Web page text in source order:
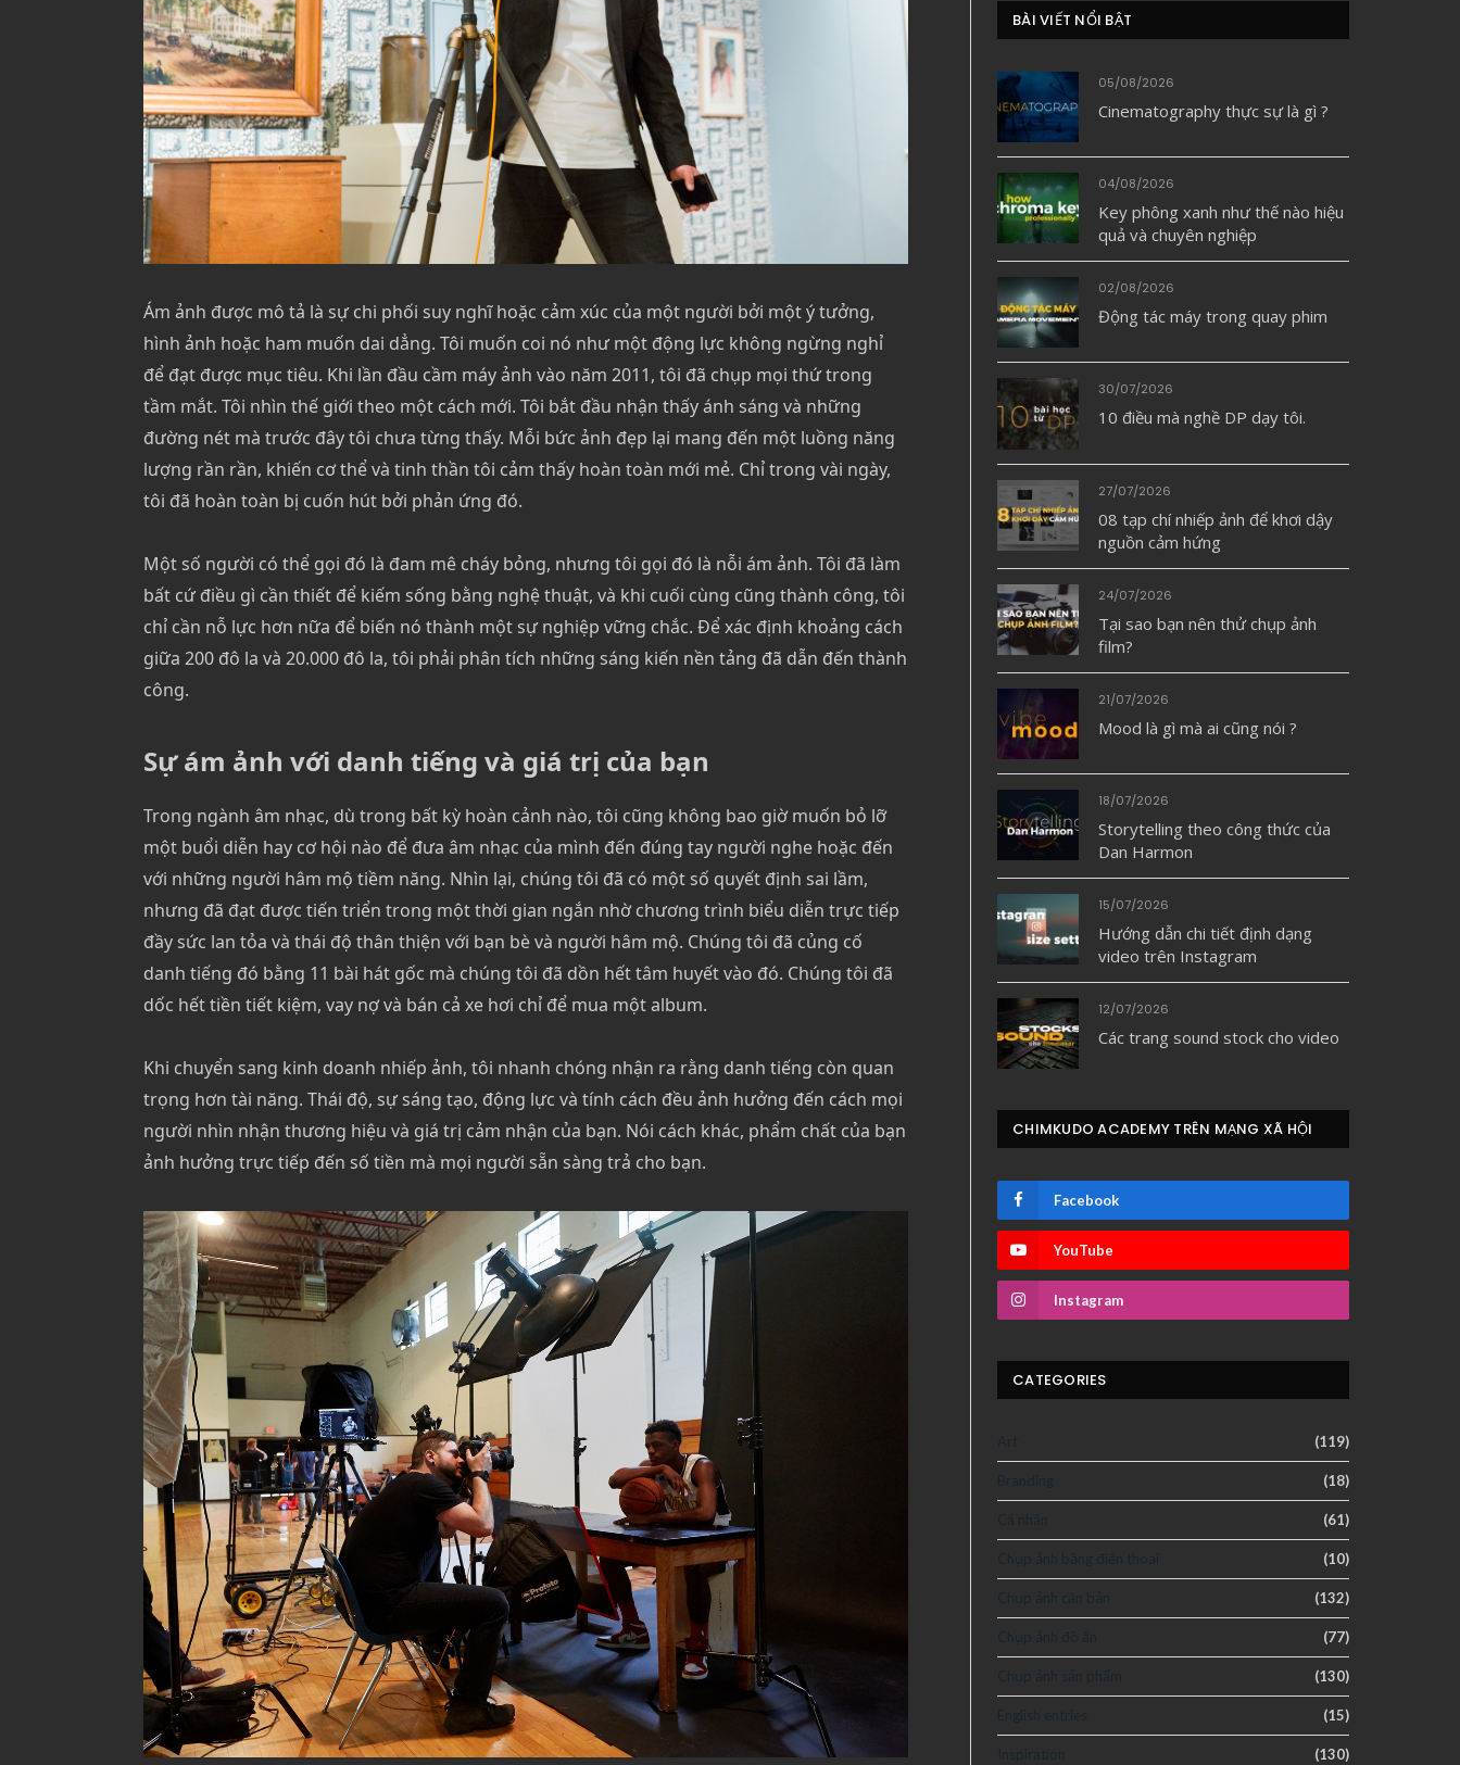
Ám ảnh được mô tả là sự chi phối suy nghĩ hoặc cảm xúc của một người bởi một ý tưởng,
hình ảnh hoặc ham muốn dai dẳng. Tôi muốn coi nó như một động lực không ngừng nghỉ
để đạt được mục tiêu. Khi lần đầu cầm máy ảnh vào năm 2011, tôi đã chụp mọi thứ trong
tầm mắt. Tôi nhìn thế giới theo một cách mới. Tôi bắt đầu nhận thấy ánh sáng và những
đường nét mà trước đây tôi chưa từng thấy. Mỗi bức ảnh đẹp lại mang đến một luồng năng
lượng rần rần, khiến cơ thể và tinh thần tôi cảm thấy hoàn toàn mới mẻ. Chỉ trong vài ngày,
tôi đã hoàn toàn bị cuốn hút bởi phản ứng đó.
Một số người có thể gọi đó là đam mê cháy bỏng, nhưng tôi gọi đó là nỗi ám ảnh. Tôi đã làm
bất cứ điều gì cần thiết để kiếm sống bằng nghệ thuật, và khi cuối cùng cũng thành công, tôi
chỉ cần nỗ lực hơn nữa để biến nó thành một sự nghiệp vững chắc. Để xác định khoảng cách
giữa 200 đô la và 20.000 đô la, tôi phải phân tích những sáng kiến ​​nền tảng đã dẫn đến thành
công.
Sự ám ảnh với danh tiếng và giá trị của bạn
Trong ngành âm nhạc, dù trong bất kỳ hoàn cảnh nào, tôi cũng không bao giờ muốn bỏ lỡ
một buổi diễn hay cơ hội nào để đưa âm nhạc của mình đến đúng tay người nghe hoặc đến
với những người hâm mộ tiềm năng. Nhìn lại, chúng tôi đã có một số quyết định sai lầm,
nhưng đã đạt được tiến triển trong một thời gian ngắn nhờ chương trình biểu diễn trực tiếp
đầy sức lan tỏa và thái độ thân thiện với bạn bè và người hâm mộ. Chúng tôi đã củng cố
danh tiếng đó bằng 11 bài hát gốc mà chúng tôi đã dồn hết tâm huyết vào đó. Chúng tôi đã
dốc hết tiền tiết kiệm, vay nợ và bán cả xe hơi chỉ để mua một album.
Khi chuyển sang kinh doanh nhiếp ảnh, tôi nhanh chóng nhận ra rằng danh tiếng còn quan
trọng hơn tài năng. Thái độ, sự sáng tạo, động lực và tính cách đều ảnh hưởng đến cách mọi
người nhìn nhận thương hiệu và giá trị cảm nhận của bạn. Nói cách khác, phẩm chất của bạn
ảnh hưởng trực tiếp đến số tiền mà mọi người sẵn sàng trả cho bạn.
BÀI VIẾT NỔI BẬT
05/08/2026
Cinematography thực sự là gì ?
04/08/2026
Key phông xanh như thế nào hiệu
quả và chuyên nghiệp
02/08/2026
Động tác máy trong quay phim
30/07/2026
10 điều mà nghề DP dạy tôi.
27/07/2026
08 tạp chí nhiếp ảnh để khơi dậy
nguồn cảm hứng
24/07/2026
Tại sao bạn nên thử chụp ảnh
film?
21/07/2026
Mood là gì mà ai cũng nói ?
18/07/2026
Storytelling theo công thức của
Dan Harmon
15/07/2026
Hướng dẫn chi tiết định dạng
video trên Instagram
12/07/2026
Các trang sound stock cho video
CHIMKUDO ACADEMY TRÊN MẠNG XÃ HỘI
Facebook
YouTube
Instagram
CATEGORIES
(119)
(18)
(61)
(10)
(132)
(77)
(130)
(15)
(130)